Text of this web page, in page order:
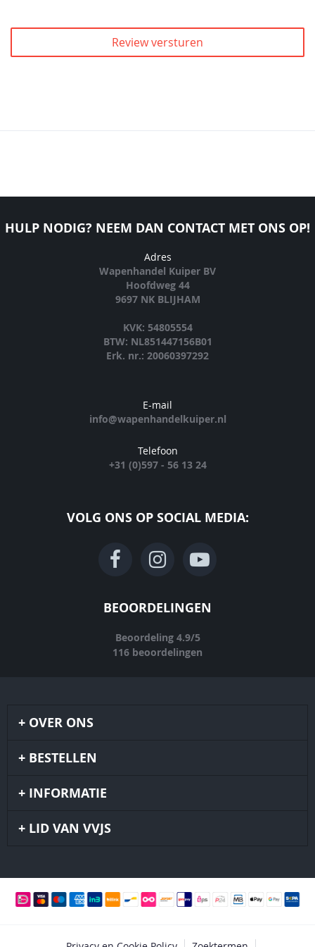
Review versturen
HULP NODIG? NEEM DAN CONTACT MET ONS OP!
Adres
Wapenhandel Kuiper BV
Hoofdweg 44
9697 NK BLIJHAM
KVK: 54805554
BTW: NL851447156B01
Erk. nr.: 20060397292
E-mail
info@wapenhandelkuiper.nl
Telefoon
+31 (0)597 - 56 13 24
VOLG ONS OP SOCIAL MEDIA:
BEOORDELINGEN
Beoordeling 4.9/5
116 beoordelingen
OVER ONS
BESTELLEN
INFORMATIE
LID VAN VVJS